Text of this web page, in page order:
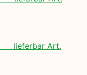
lieferbar Art.